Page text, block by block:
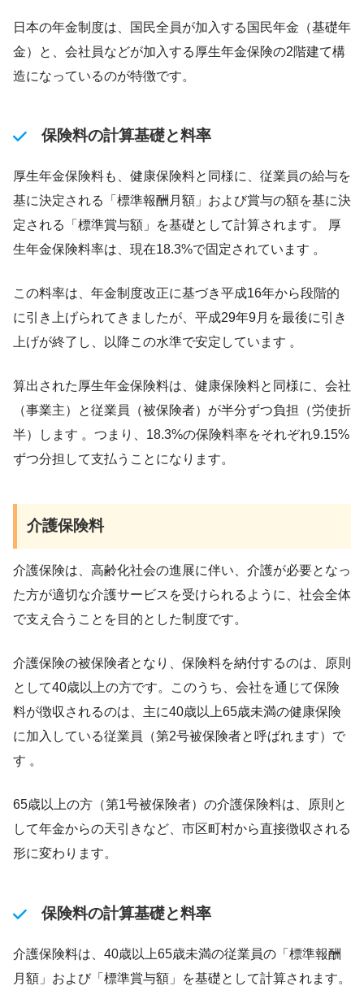
日本の年金制度は、国民全員が加入する国民年金（基礎年
金）と、会社員などが加入する厚生年金保険の2階建て構
造になっているのが特徴です。
保険料の計算基礎と料率
厚生年金保険料も、健康保険料と同様に、従業員の給与を
基に決定される「標準報酬月額」および賞与の額を基に決
定される「標準賞与額」を基礎として計算されます。 厚
生年金保険料率は、現在18.3%で固定されています 。
この料率は、年金制度改正に基づき平成16年から段階的
に引き上げられてきましたが、平成29年9月を最後に引き
上げが終了し、以降この水準で安定しています 。
算出された厚生年金保険料は、健康保険料と同様に、会社
（事業主）と従業員（被保険者）が半分ずつ負担（労使折
半）します 。つまり、18.3%の保険料率をそれぞれ9.15%
ずつ分担して支払うことになります。
介護保険料
介護保険は、高齢化社会の進展に伴い、介護が必要となっ
た方が適切な介護サービスを受けられるように、社会全体
で支え合うことを目的とした制度です。
介護保険の被保険者となり、保険料を納付するのは、原則
として40歳以上の方です。このうち、会社を通じて保険
料が徴収されるのは、主に40歳以上65歳未満の健康保険
に加入している従業員（第2号被保険者と呼ばれます）で
す 。
65歳以上の方（第1号被保険者）の介護保険料は、原則と
して年金からの天引きなど、市区町村から直接徴収される
形に変わります。
保険料の計算基礎と料率
介護保険料は、40歳以上65歳未満の従業員の「標準報酬
月額」および「標準賞与額」を基礎として計算されます。